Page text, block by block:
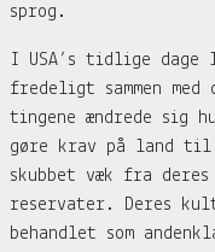
sprog.
I USA’s tidlige dage
fredeligt sammen med
tingene ændrede sig
gøre krav på land
skubbet væk fra
reservater. Deres
behandlet som